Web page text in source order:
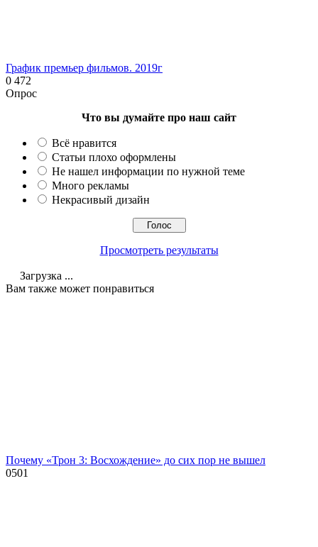
График премьер фильмов. 2019г
0 472
Опрос
Что вы думайте про наш сайт
Всё нравится
Статьи плохо оформлены
Не нашел информации по нужной теме
Много рекламы
Некрасивый дизайн
Просмотреть результаты
Загрузка ...
Вам также может понравиться
Почему «Трон 3: Восхождение» до сих пор не вышел
0501